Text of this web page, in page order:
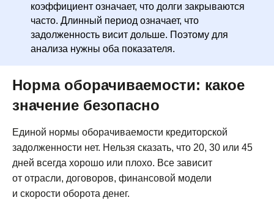
коэффициент означает, что долги закрываются
часто. Длинный период означает, что
задолженность висит дольше. Поэтому для
анализа нужны оба показателя.
Норма оборачиваемости: какое
значение безопасно
Единой нормы оборачиваемости кредиторской
задолженности нет. Нельзя сказать, что 20, 30 или 45
дней всегда хорошо или плохо. Все зависит
от отрасли, договоров, финансовой модели
и скорости оборота денег.